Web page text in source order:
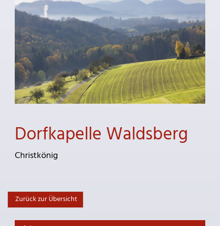
Dorfkapelle Waldsberg
Christkönig
Zurück zur Übersicht